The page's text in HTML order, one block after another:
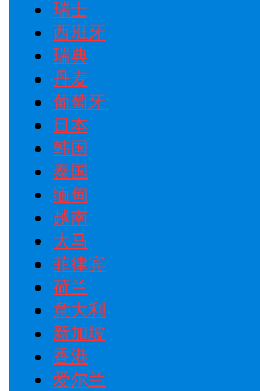
瑞士
西班牙
瑞典
丹麦
葡萄牙
日本
韩国
泰国
缅甸
越南
大马
菲律宾
荷兰
意大利
新加坡
香港
爱尔兰